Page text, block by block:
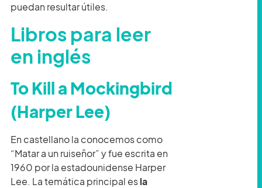
puedan resultar útiles.
Libros para leer
en inglés
To Kill a Mockingbird
(Harper Lee)
En castellano la conocemos como
“Matar a un ruiseñor” y fue escrita en
1960 por la estadounidense Harper
Lee. La temática principal esla